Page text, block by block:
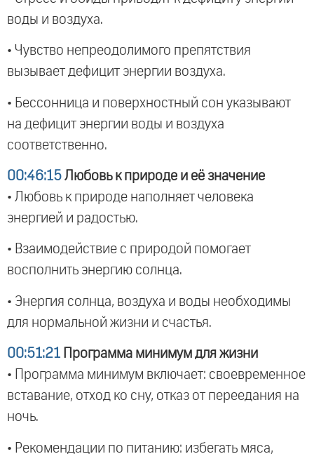
воды и воздуха.
• Чувство непреодолимого препятствия
вызывает дефицит энергии воздуха.
• Бессонница и поверхностный сон указывают
на дефицит энергии воды и воздуха
соответственно.
00:46:15 Любовь к природе и её значение
• Любовь к природе наполняет человека
энергией и радостью.
• Взаимодействие с природой помогает
восполнить энергию солнца.
• Энергия солнца, воздуха и воды необходимы
для нормальной жизни и счастья.
00:51:21 Программа минимум для жизни
• Программа минимум включает: своевременное
вставание, отход ко сну, отказ от переедания на
ночь.
• Рекомендации по питанию: избегать мяса,